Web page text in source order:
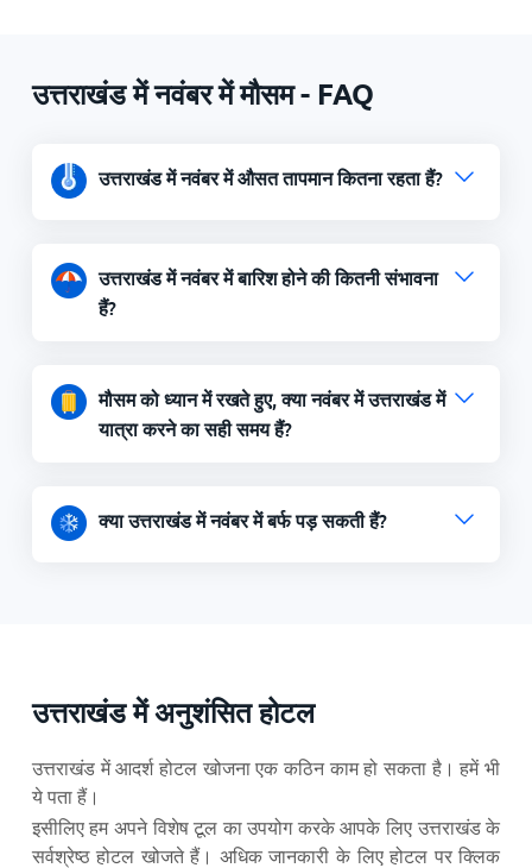
उत्तराखंड में नवंबर में मौसम - FAQ
उत्तराखंड में नवंबर में औसत तापमान कितना रहता हैं?
उत्तराखंड में नवंबर में बारिश होने की कितनी संभावना
हैं?
मौसम को ध्यान में रखते हुए, क्या नवंबर में उत्तराखंड में
यात्रा करने का सही समय हैं?
क्या उत्तराखंड में नवंबर में बर्फ पड़ सकती हैं?
उत्तराखंड में अनुशंसित होटल
उत्तराखंड में आदर्श होटल खोजना एक कठिन काम हो सकता है। हमें भी
ये पता हैं।
इसीलिए हम अपने विशेष टूल का उपयोग करके आपके लिए उत्तराखंड के
सर्वश्रेष्ठ होटल खोजते हैं। अधिक जानकारी के लिए होटल पर क्लिक